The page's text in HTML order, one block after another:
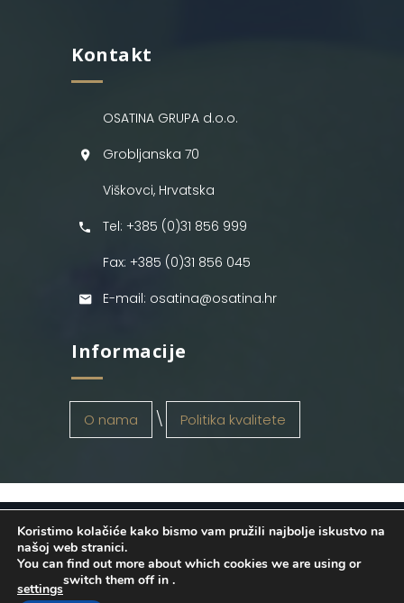
Kontakt
OSATINA GRUPA d.o.o.
Grobljanska 70
Viškovci, Hrvatska
Tel: +385 (0)31 856 999
Fax: +385 (0)31 856 045
E-mail: osatina@osatina.hr
Informacije
O nama Politika kvalitete
OSATINA GRUPA d.o.o. 2026
. Configured
byINFOS Osijek. Sva prava pridržana.
Koristimo kolačiće kako bismo vam pružili najbolje iskustvo na
našoj web stranici.
You can find out more about which cookies we are using or
switch them off in
settings
.